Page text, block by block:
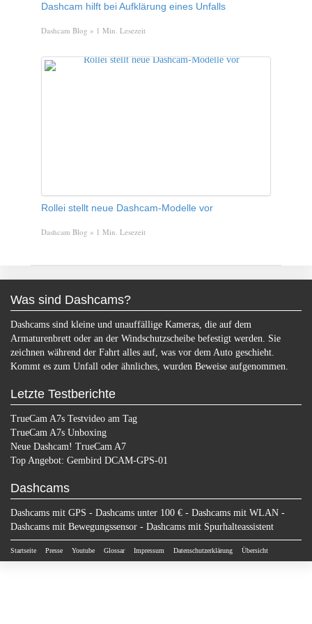
Dashcam hilft bei Aufklärung eines Unfalls
Dashcam Blog » 1 Min. Lesezeit
Rollei stellt neue Dashcam-Modelle vor
Dashcam Blog » 1 Min. Lesezeit
Was sind Dashcams?
Dashcams sind kleine und unauffällige Kameras, die auf dem
Armaturenbrett oder an der Windschutzscheibe befestigt werden. Sie
zeichnen während der Fahrt alles auf, was vor dem Auto geschieht.
Kommt es zum Unfall oder ähnliches, wurden Beweise aufgenommen.
Letzte Testberichte
TrueCam A7s Testvideo am Tag
TrueCam A7s Unboxing
Neue Dashcam! TrueCam A7
Top Angebot: Gembird DCAM-GPS-01
Dashcams
Dashcams mit GPS - Dashcams unter 100 € - Dashcams mit WLAN -
Dashcams mit Bewegungssensor - Dashcams mit Spurhalteassistent
Startseite Presse Youtube Glossar Impressum Datenschutzerklärung Übersicht